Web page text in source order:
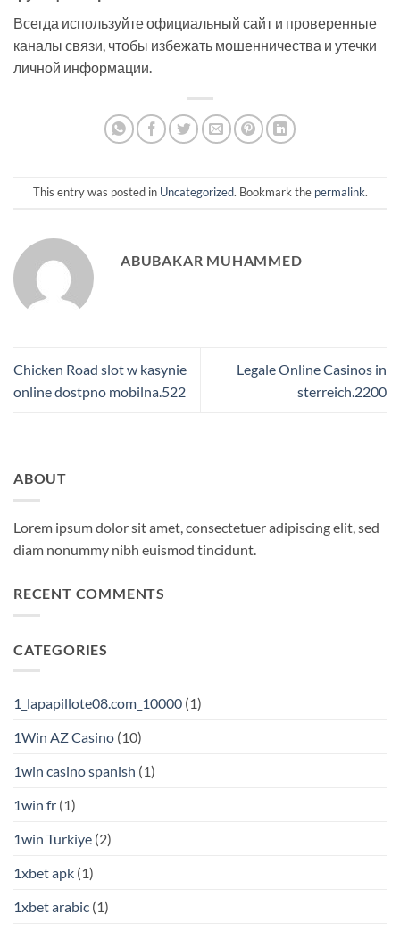
Всегда используйте официальный сайт и проверенные
каналы связи, чтобы избежать мошенничества и утечки
личной информации.
This entry was posted in Uncategorized. Bookmark the permalink.
ABUBAKAR MUHAMMED
Chicken Road slot w kasynie
online dostpno mobilna.522
Legale Online Casinos in
sterreich.2200
ABOUT
Lorem ipsum dolor sit amet, consectetuer adipiscing elit, sed
diam nonummy nibh euismod tincidunt.
RECENT COMMENTS
CATEGORIES
1_lapapillote08.com_10000 (1)
1Win AZ Casino (10)
1win casino spanish (1)
1win fr (1)
1win Turkiye (2)
1xbet apk (1)
1xbet arabic (1)